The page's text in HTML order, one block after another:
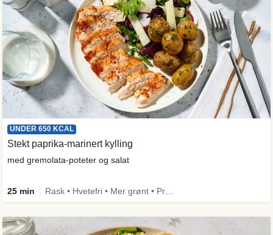
UNDER 650 KCAL
Stekt paprika-marinert kylling
med gremolata-poteter og salat
25 min